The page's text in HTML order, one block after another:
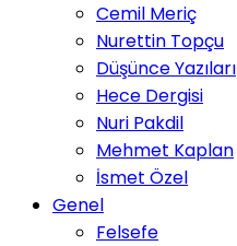
Cemil Meriç
Nurettin Topçu
Düşünce Yazıları
Hece Dergisi
Nuri Pakdil
Mehmet Kaplan
İsmet Özel
Genel
Felsefe